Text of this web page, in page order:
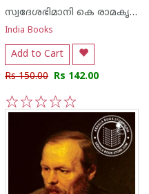
സ്വദേശഭിമാനി കെ രാമകൃഷ്ണന്‍ പിള്ള
India Books
Add to Cart
Rs 150.00 Rs 142.00
5
4
3
2
1